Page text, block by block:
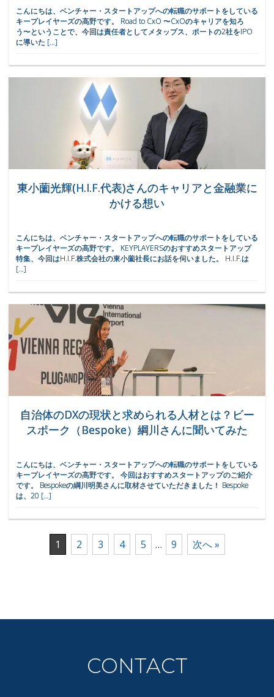
こんにちは、ベンチャー・スタートアップへの転職のサポートをしている
キープレイヤーズの高野です。 Road to CxO 〜CxOのキャリアを知ろ
う〜ということで、今回は責任者としてメタップス、ポートの2社をIPO
に導いた […]
東小薗光輝(H.I.F.代表)さんのキャリアと金融業に
かける想い
こんにちは、ベンチャー・スタートアップへの転職のサポートをしている
キープレイヤーズの高野です。 KEYPLAYERSのおすすめスタートアップ
特集、今回はH.I.F.株式会社の東小薗社長にお話を伺いました。 H.I.F.は
[…]
自治体のDXの現状と求められる人材とは？ビー
スポーク（Bespoke）綱川さんに聞いてみた
こんにちは、ベンチャー・スタートアップへの転職のサポートをしている
キープレイヤーズの高野です。 今回はおすすめスタートアップのご紹介
です。 Bespokeの綱川明美さんに取材させていただきました！ Bespoke
は、20 […]
1 2 3 4 5 … 9 次へ »
CONTACT